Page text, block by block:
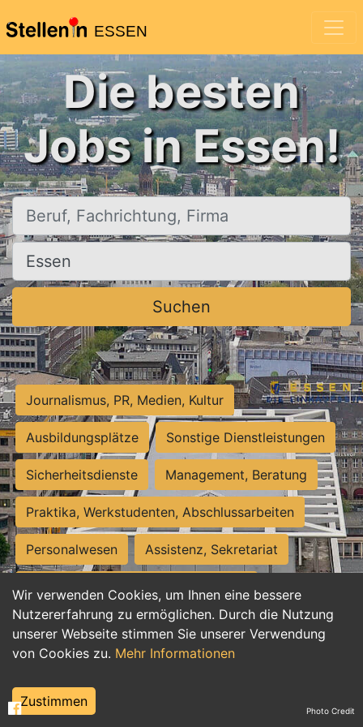
ESSEN
Wir verwenden Cookies, um Ihnen eine bessere
Nutzererfahrung zu ermöglichen. Durch die Nutzung
unserer Webseite stimmen Sie unserer Verwendung
von Cookies zu. Mehr Informationen
Zustimmen
Die besten
Jobs in Essen!
Beruf, Fachrichtung, Firma
Ort, Stadt
Suchen
Journalismus, PR, Medien, Kultur
Ausbildungsplätze Sonstige Dienstleistungen
Sicherheitsdienste Management, Beratung
Praktika, Werkstudenten, Abschlussarbeiten
Personalwesen Assistenz, Sekretariat
Hilfskräfte, Aushilfs- und Nebenjobs
Einkauf, Logistik, Materialwirtschaft
Weiterbildung, Studium, duale Ausbildung
Tourismus
Photo Credit